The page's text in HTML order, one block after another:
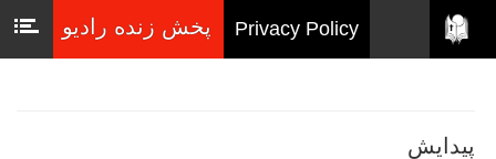
پخش زنده رادیو Privacy Policy
پیدایش